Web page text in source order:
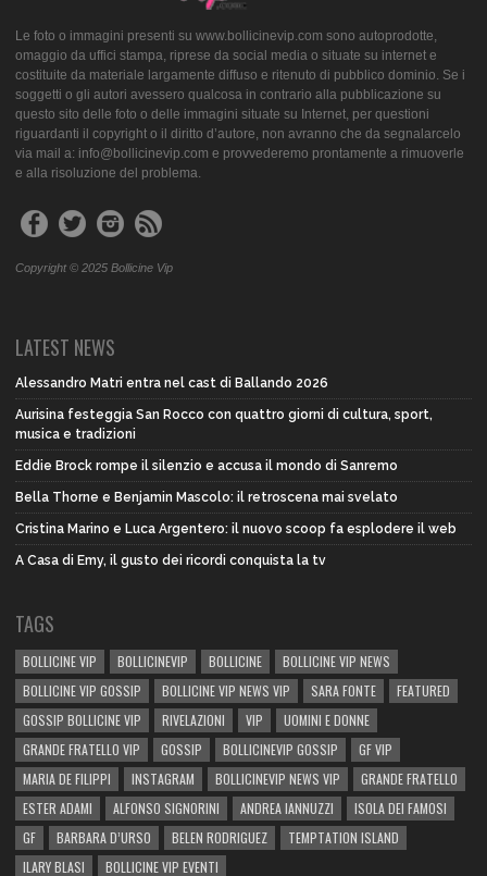
Le foto o immagini presenti su www.bollicinevip.com sono autoprodotte,
omaggio da uffici stampa, riprese da social media o situate su internet e
costituite da materiale largamente diffuso e ritenuto di pubblico dominio. Se i
soggetti o gli autori avessero qualcosa in contrario alla pubblicazione su
questo sito delle foto o delle immagini situate su Internet, per questioni
riguardanti il copyright o il diritto d’autore, non avranno che da segnalarcelo
via mail a: info@bollicinevip.com e provvederemo prontamente a rimuoverle
e alla risoluzione del problema.
Copyright © 2025 Bollicine Vip
LATEST NEWS
Alessandro Matri entra nel cast di Ballando 2026
Aurisina festeggia San Rocco con quattro giorni di cultura, sport,
musica e tradizioni
Eddie Brock rompe il silenzio e accusa il mondo di Sanremo
Bella Thorne e Benjamin Mascolo: il retroscena mai svelato
Cristina Marino e Luca Argentero: il nuovo scoop fa esplodere il web
A Casa di Emy, il gusto dei ricordi conquista la tv
TAGS
BOLLICINE VIP BOLLICINEVIP BOLLICINE
BOLLICINE VIP NEWS
BOLLICINE VIP GOSSIP
BOLLICINE VIP NEWS VIP SARA FONTE
FEATURED
GOSSIP BOLLICINE VIP
RIVELAZIONI VIP
UOMINI E DONNE
GRANDE FRATELLO VIP
GOSSIP BOLLICINEVIP GOSSIP
GF VIP
MARIA DE FILIPPI
INSTAGRAM BOLLICINEVIP NEWS VIP
GRANDE FRATELLO
ESTER ADAMI
ALFONSO SIGNORINI ANDREA IANNUZZI
ISOLA DEI FAMOSI
GF
BARBARA D’URSO BELEN RODRIGUEZ
TEMPTATION ISLAND
ILARY BLASI
BOLLICINE VIP EVENTI